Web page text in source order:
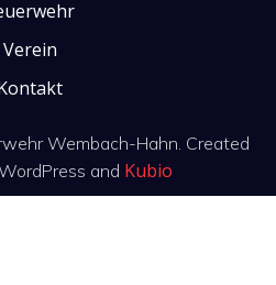
Verein
Wembach-Hahn. Created
and Kubio